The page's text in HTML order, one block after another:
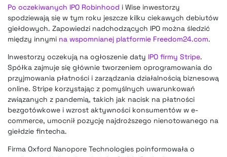
Po oczekiwanych IPO Robinhood i Wise inwestorzy
spodziewają się w tym roku jeszcze kilku ciekawych debiutów
giełdowych. Zapowiedzi nadchodzących IPO można śledzić
między innymi na wspomnianej platformie Freedom24.com.
Inwestorzy oczekują na ogłoszenie daty IPO firmy Stripe.
Spółka zajmuje się głównie tworzeniem oprogramowania do
przyjmowania płatności i zarządzania działalnością biznesową
online. Stripe korzystając z pomyślnych uwarunkowań
związanych z pandemią, takich jak nacisk na płatności
bezgotówkowe i wzrost aktywności konsumentów w e-
commerce, umocnił pozycję najdroższego nienotowanego na
giełdzie fintecha.
Firma Oxford Nanopore Technologies poinformowała o